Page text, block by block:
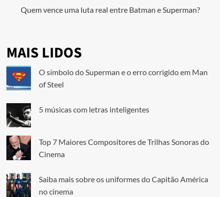
Quem vence uma luta real entre Batman e Superman?
MAIS LIDOS
O símbolo do Superman e o erro corrigido em Man
of Steel
5 músicas com letras inteligentes
Top 7 Maiores Compositores de Trilhas Sonoras do
Cinema
Saiba mais sobre os uniformes do Capitão América
no cinema